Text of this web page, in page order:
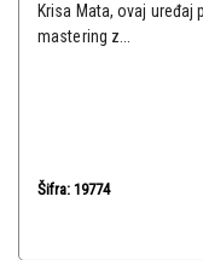
Krisa Mata, ovaj
mastering z...
Šifra: 19774